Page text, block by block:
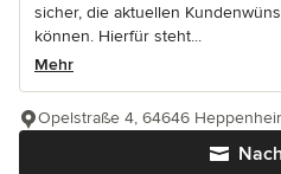
sicher, die aktuellen
können. Hierfür steht...
Mehr
Opelstraße 4, 64646